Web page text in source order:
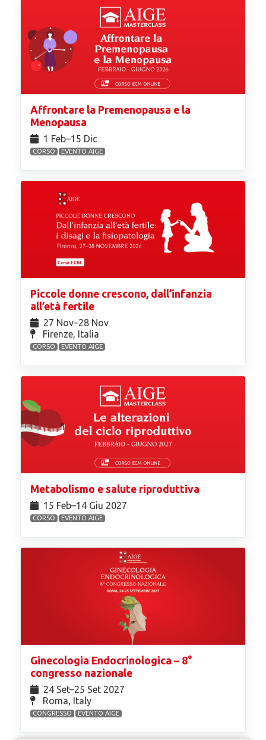
Affrontare la Premenopausa e la
Menopausa
1 Feb⁠–15 Dic
CORSO EVENTO AIGE
Piccole donne crescono, dall’infanzia
all’età fertile
27 Nov⁠–28 Nov
Firenze, Italia
CORSO EVENTO AIGE
Metabolismo e salute riproduttiva
15 Feb⁠–14 Giu 2027
CORSO EVENTO AIGE
Ginecologia Endocrinologica – 8°
congresso nazionale
24 Set⁠–25 Set 2027
Roma, Italy
CONGRESSO EVENTO AIGE